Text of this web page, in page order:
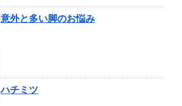
意外と多い脚のお悩み
ハチミツ